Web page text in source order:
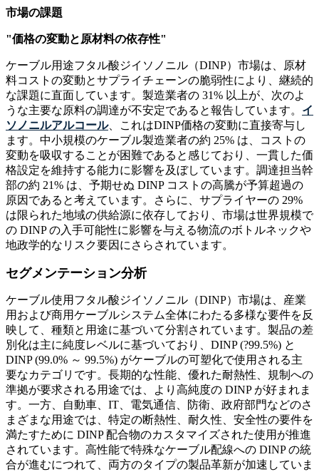
市場の課題
"価格の変動と原材料の依存性"
ケーブル用途フタル酸ジイソノニル（DINP）市場は、原材
料コストの変動とサプライチェーンの脆弱性により、継続的
な課題に直面しています。製造業者の 31% 以上が、次のよ
うな主要な原料の調達が不安定であると報告しています。 イ
ソノニルアルコール、これはDINP価格の変動に直接寄与し
ます。中小規模のケーブル製造業者の約 25% は、コストの
変動を吸収することが困難であると感じており、一貫した価
格設定を維持する能力に影響を及ぼしています。調達担当幹
部の約 21% は、予期せぬ DINP コストの高騰が予算超過の
原因であると考えています。さらに、サプライヤーの 29%
は限られた地域の供給源に依存しており、市場は世界規模で
の DINP の入手可能性に影響を与える物流のボトルネックや
地政学的なリスク要因にさらされています。
セグメンテーション分析
ケーブル使用フタル酸ジイソノニル（DINP）市場は、産業
用および商用ケーブルシステム全体にわたる多様な要件を反
映して、種類と用途に基づいて分割されています。製品の差
別化は主に純度レベルに基づいており、DINP (?99.5%) と
DINP (99.0% ～ 99.5%) がケーブルの可塑化で使用される主
要なカテゴリです。長期的な性能、優れた耐熱性、規制への
準拠が要求される用途では、より高純度の DINP が好まれま
す。一方、自動車、IT、電気通信、防衛、政府部門などのさ
まざまな用途では、特定の断熱性、耐久性、安全性の要件を
満たすために DINP 配合物のカスタマイズされた使用が推進
されています。高性能で特殊なケーブル配線への DINP の統
合が進むにつれて、両方のタイプの製品革新が加速していま